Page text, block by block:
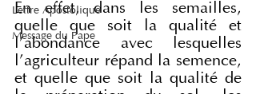
Lettre Apostolique
Message du Pape
En effet, dans les semailles,
quelle que soit la qualité et
l'abondance avec lesquelles
l'agriculteur répand la semence,
et quelle que soit la qualité de